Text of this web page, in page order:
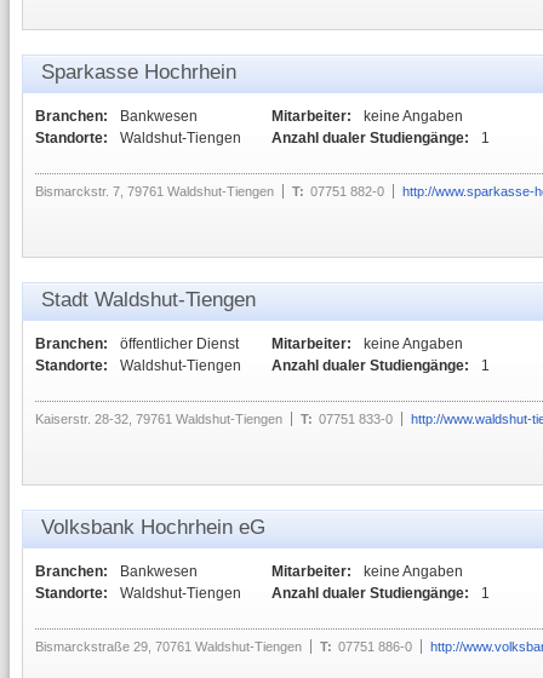
Sparkasse Hochrhein
Branchen:
Bankwesen
Standorte:
Waldshut-Tiengen
Mitarbeiter:
keine Angaben
Anzahl dualer Studiengänge:
1
Bismarckstr. 7, 79761 Waldshut-Tiengen T: 07751 882-0 http://www.sparkasse-
Stadt Waldshut-Tiengen
Branchen:
öffentlicher Dienst
Standorte:
Waldshut-Tiengen
Mitarbeiter:
keine Angaben
Anzahl dualer Studiengänge:
1
Kaiserstr. 28-32, 79761 Waldshut-Tiengen T: 07751 833-0 http://www.waldshut-
Volksbank Hochrhein eG
Branchen:
Bankwesen
Standorte:
Waldshut-Tiengen
Mitarbeiter:
keine Angaben
Anzahl dualer Studiengänge:
1
Bismarckstraße 29, 70761 Waldshut-Tiengen T: 07751 886-0 http://